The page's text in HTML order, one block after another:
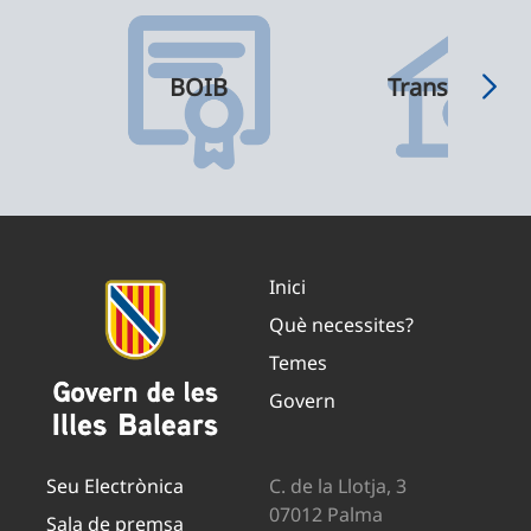
BOIB
Inici
Què necessites?
Temes
Govern
Seu Electrònica
Sala de premsa
C. de la Llotja, 3
07012 Palma